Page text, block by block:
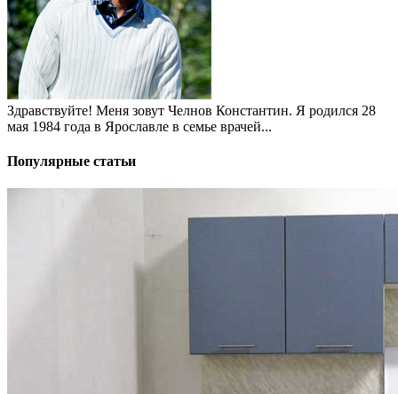
Здравствуйте! Меня зовут Челнов Константин. Я родился 28
мая 1984 года в Ярославле в семье врачей...
Популярные статьи